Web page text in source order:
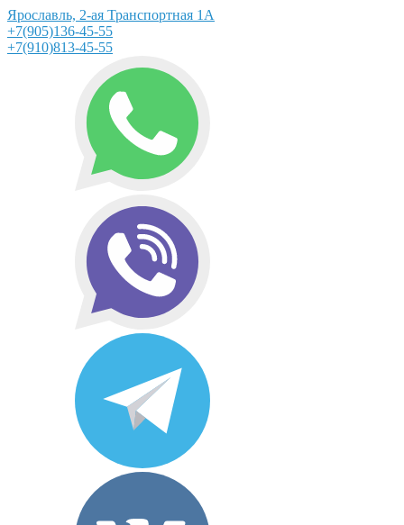
Ярославль, 2-ая Транспортная 1А
+7(905)136-45-55
+7(910)813-45-55